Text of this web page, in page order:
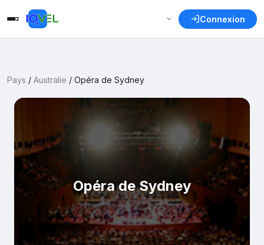
Connexion
Pays / Australie / Opéra de Sydney
Opéra de Sydney